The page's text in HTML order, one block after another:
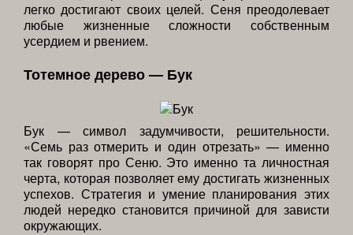
легко достигают своих целей. Сеня преодолевает
любые жизненные сложности собственным
усердием и рвением.
Тотемное дерево — Бук
Бук — символ задумчивости, решительности.
«Семь раз отмерить и один отрезать» — именно
так говорят про Сеню. Это именно та личностная
черта, которая позволяет ему достигать жизненных
успехов. Стратегия и умение планирования этих
людей нередко становится причиной для зависти
окружающих.